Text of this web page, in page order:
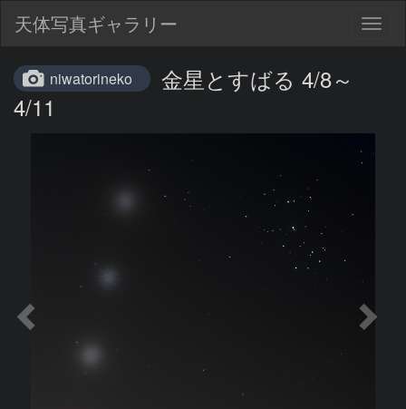
天体写真ギャラリー
niwatorineko
金星とすばる 4/8～
4/11